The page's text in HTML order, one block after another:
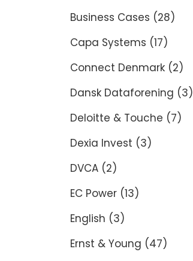
Business Cases (28)
Capa Systems (17)
Connect Denmark (2)
Dansk Dataforening (3)
Deloitte & Touche (7)
Dexia Invest (3)
DVCA (2)
EC Power (13)
English (3)
Ernst & Young (47)